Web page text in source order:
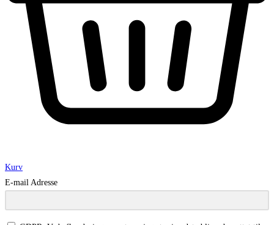
Kurv
E-mail Adresse